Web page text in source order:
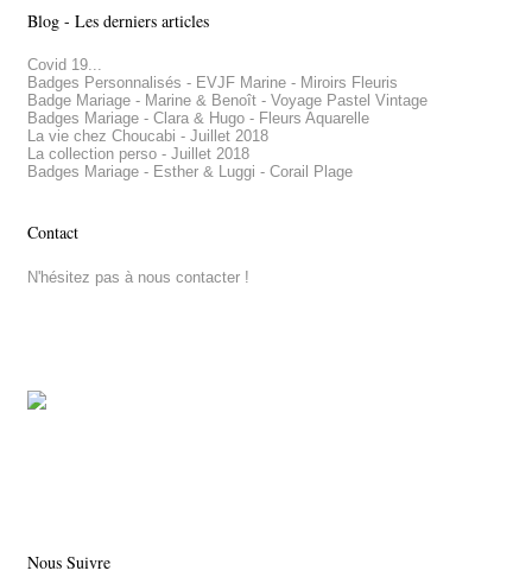
Blog - Les derniers articles
Covid 19...
Badges Personnalisés - EVJF Marine - Miroirs Fleuris
Badge Mariage - Marine & Benoît - Voyage Pastel Vintage
Badges Mariage - Clara & Hugo - Fleurs Aquarelle
La vie chez Choucabi - Juillet 2018
La collection perso - Juillet 2018
Badges Mariage - Esther & Luggi - Corail Plage
Contact
N'hésitez pas à nous contacter !
Nous Suivre